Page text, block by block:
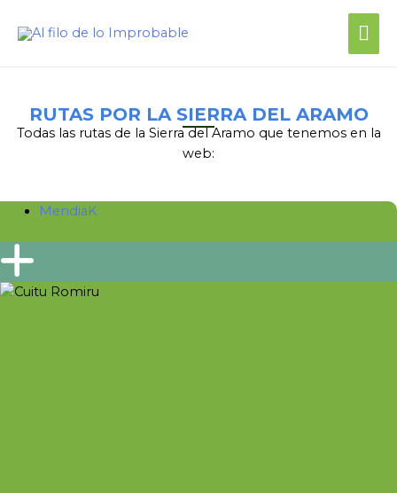
RUTAS POR LA SIERRA DEL ARAMO
Todas las rutas de la Sierra del Aramo que tenemos en la
web:
MendiaK